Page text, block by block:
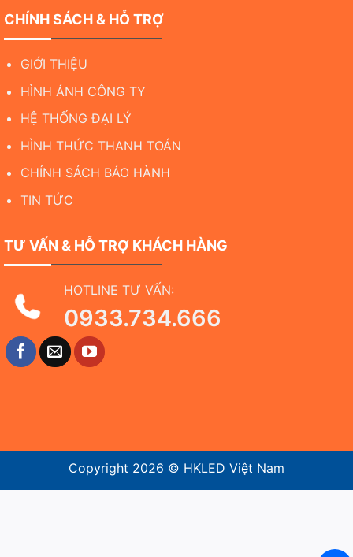
CHÍNH SÁCH & HỖ TRỢ
GIỚI THIỆU
HÌNH ẢNH CÔNG TY
HỆ THỐNG ĐẠI LÝ
HÌNH THỨC THANH TOÁN
CHÍNH SÁCH BẢO HÀNH
TIN TỨC
TƯ VẤN & HỖ TRỢ KHÁCH HÀNG
HOTLINE TƯ VẤN:
0933.734.666
Copyright 2026 © HKLED Việt Nam